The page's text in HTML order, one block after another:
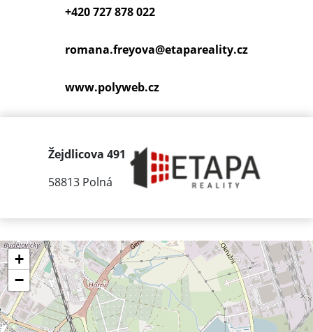
+420 727 878 022
romana.freyova@etapareality.cz
www.polyweb.cz
Žejdlicova 491
58813 Polná
+
−